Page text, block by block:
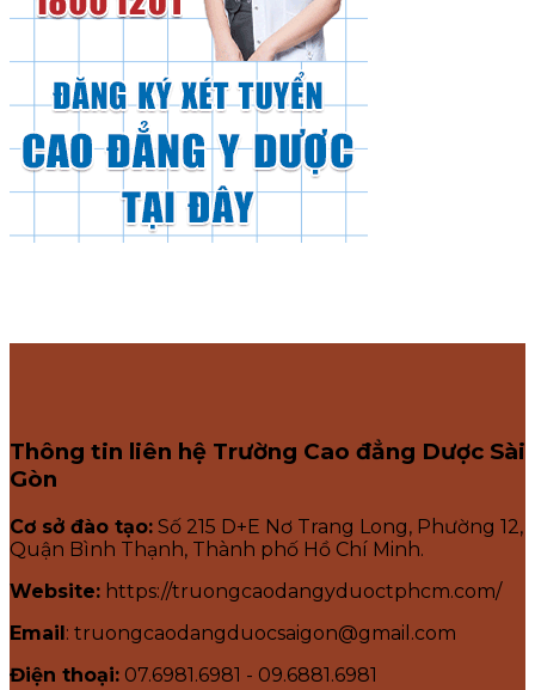
Thông tin liên hệ Trường Cao đẳng Dược Sài
Gòn
Cơ sở đào tạo: Số 215 D+E Nơ Trang Long, Phường 12,
Quận Bình Thạnh, Thành phố Hồ Chí Minh.
Website: https://truongcaodangyduoctphcm.com/
Email: truongcaodangduocsaigon@gmail.com
Điện thoại: 07.6981.6981 - 09.6881.6981